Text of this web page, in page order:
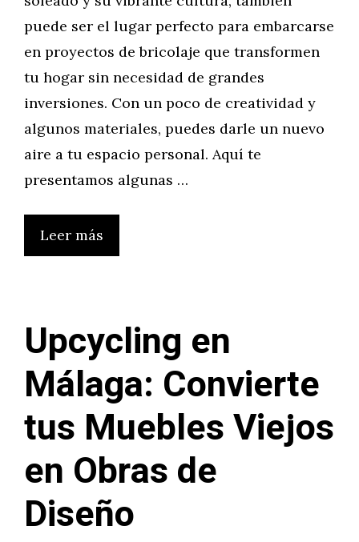
puede ser el lugar perfecto para embarcarse
en proyectos de bricolaje que transformen
tu hogar sin necesidad de grandes
inversiones. Con un poco de creatividad y
algunos materiales, puedes darle un nuevo
aire a tu espacio personal. Aquí te
presentamos algunas …
Leer más
Upcycling en
Málaga: Convierte
tus Muebles Viejos
en Obras de
Diseño